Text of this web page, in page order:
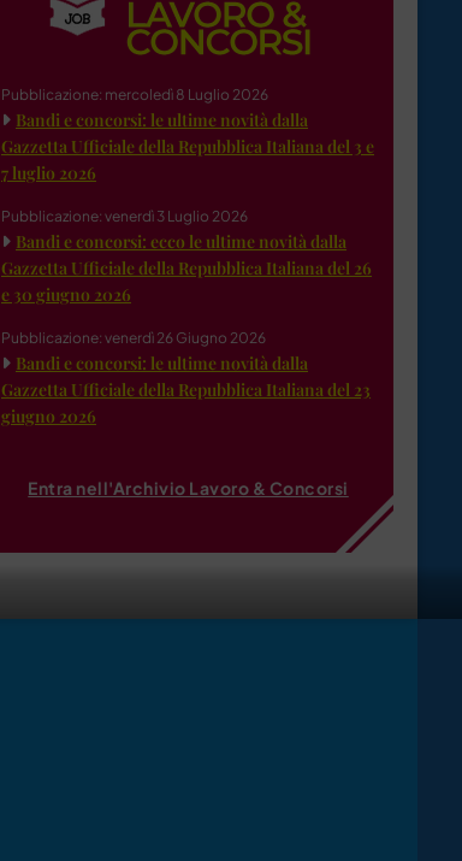
Pubblicazione: mercoledì 8 Luglio 2026
Bandi e concorsi: le ultime novità dalla
Gazzetta Ufficiale della Repubblica Italiana del 3 e
7 luglio 2026
Pubblicazione: venerdì 3 Luglio 2026
Bandi e concorsi: ecco le ultime novità dalla
Gazzetta Ufficiale della Repubblica Italiana del 26
e 30 giugno 2026
Pubblicazione: venerdì 26 Giugno 2026
Bandi e concorsi: le ultime novità dalla
Gazzetta Ufficiale della Repubblica Italiana del 23
giugno 2026
Entra nell'Archivio Lavoro & Concorsi